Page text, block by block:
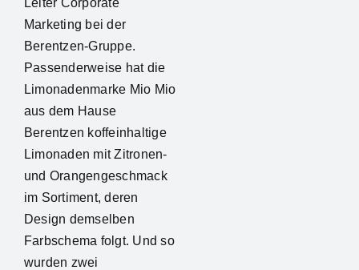
Marketing bei der
Berentzen-Gruppe.
Passenderweise hat die
Limonadenmarke Mio Mio
aus dem Hause
Berentzen koffeinhaltige
Limonaden mit Zitronen-
und Orangengeschmack
im Sortiment, deren
Design demselben
Farbschema folgt. Und so
wurden zwei